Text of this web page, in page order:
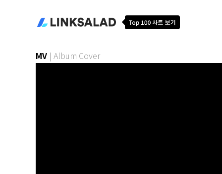
MV | Album Cover